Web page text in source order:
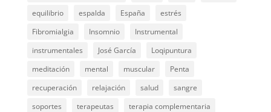
equilibrio
espalda España
estrés
Fibromialgia
Insomnio
Instrumental
instrumentales
José García
Loqipuntura
meditación
mental muscular
Penta
recuperación
relajación salud
sangre
soportes
terapeutas
terapia complementaria